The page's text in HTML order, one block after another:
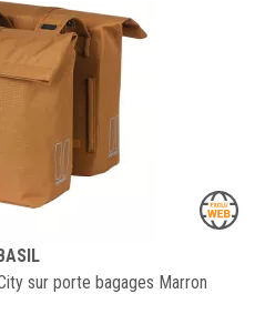
sur porte bagages Marron